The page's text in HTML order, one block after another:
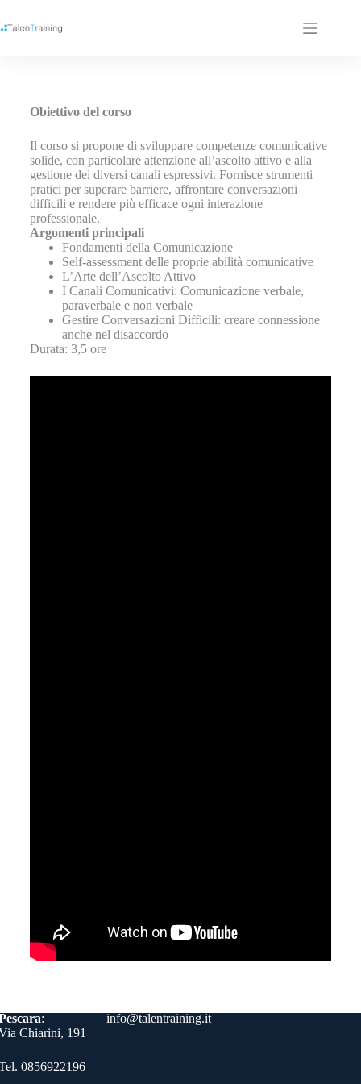
Obiettivo del corso
Il corso si propone di sviluppare competenze comunicative
solide, con particolare attenzione all’ascolto attivo e alla
gestione dei diversi canali espressivi. Fornisce strumenti
pratici per superare barriere, affrontare conversazioni
difficili e rendere più efficace ogni interazione
professionale.
Argomenti principali
Fondamenti della Comunicazione
Self-assessment delle proprie abilità comunicative
L’Arte dell’Ascolto Attivo
I Canali Comunicativi: Comunicazione verbale,
paraverbale e non verbale
Gestire Conversazioni Difficili: creare connessione
anche nel disaccordo
Durata: 3,5 ore
info@talentraining.it
:
Chiarini, 191
0856922196